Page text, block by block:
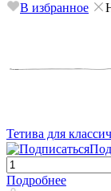
В избранное
Тетива для
Подробнее